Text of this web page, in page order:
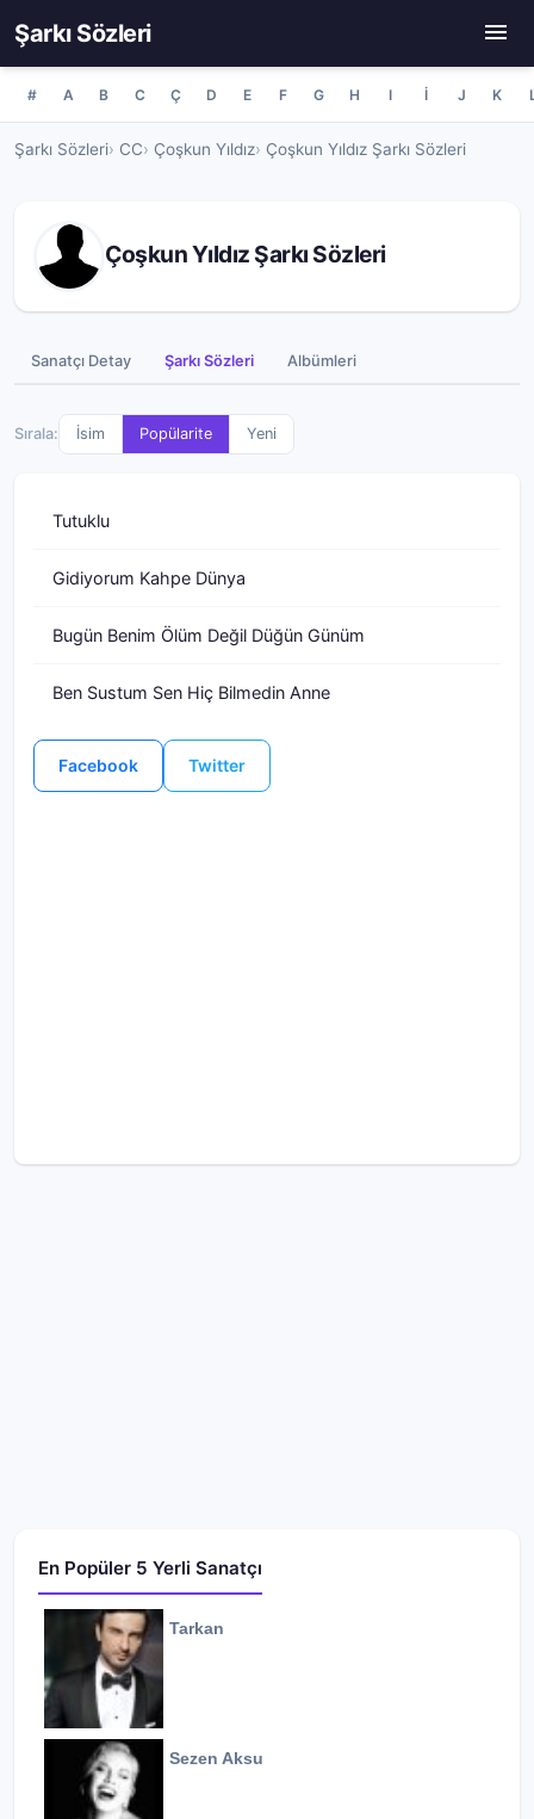
Şarkı Sözleri
# A B C Ç D E F G H I İ J K
Şarkı Sözleri CC Çoşkun Yıldız Çoşkun Yıldız Şarkı Sözleri
Çoşkun Yıldız Şarkı Sözleri
Sanatçı Detay Şarkı Sözleri Albümleri
Sırala: İsim Popülarite Yeni
Tutuklu
Gidiyorum Kahpe Dünya
Bugün Benim Ölüm Değil Düğün Günüm
Ben Sustum Sen Hiç Bilmedin Anne
Facebook Twitter
En Popüler 5 Yerli Sanatçı
Tarkan
Sezen Aksu